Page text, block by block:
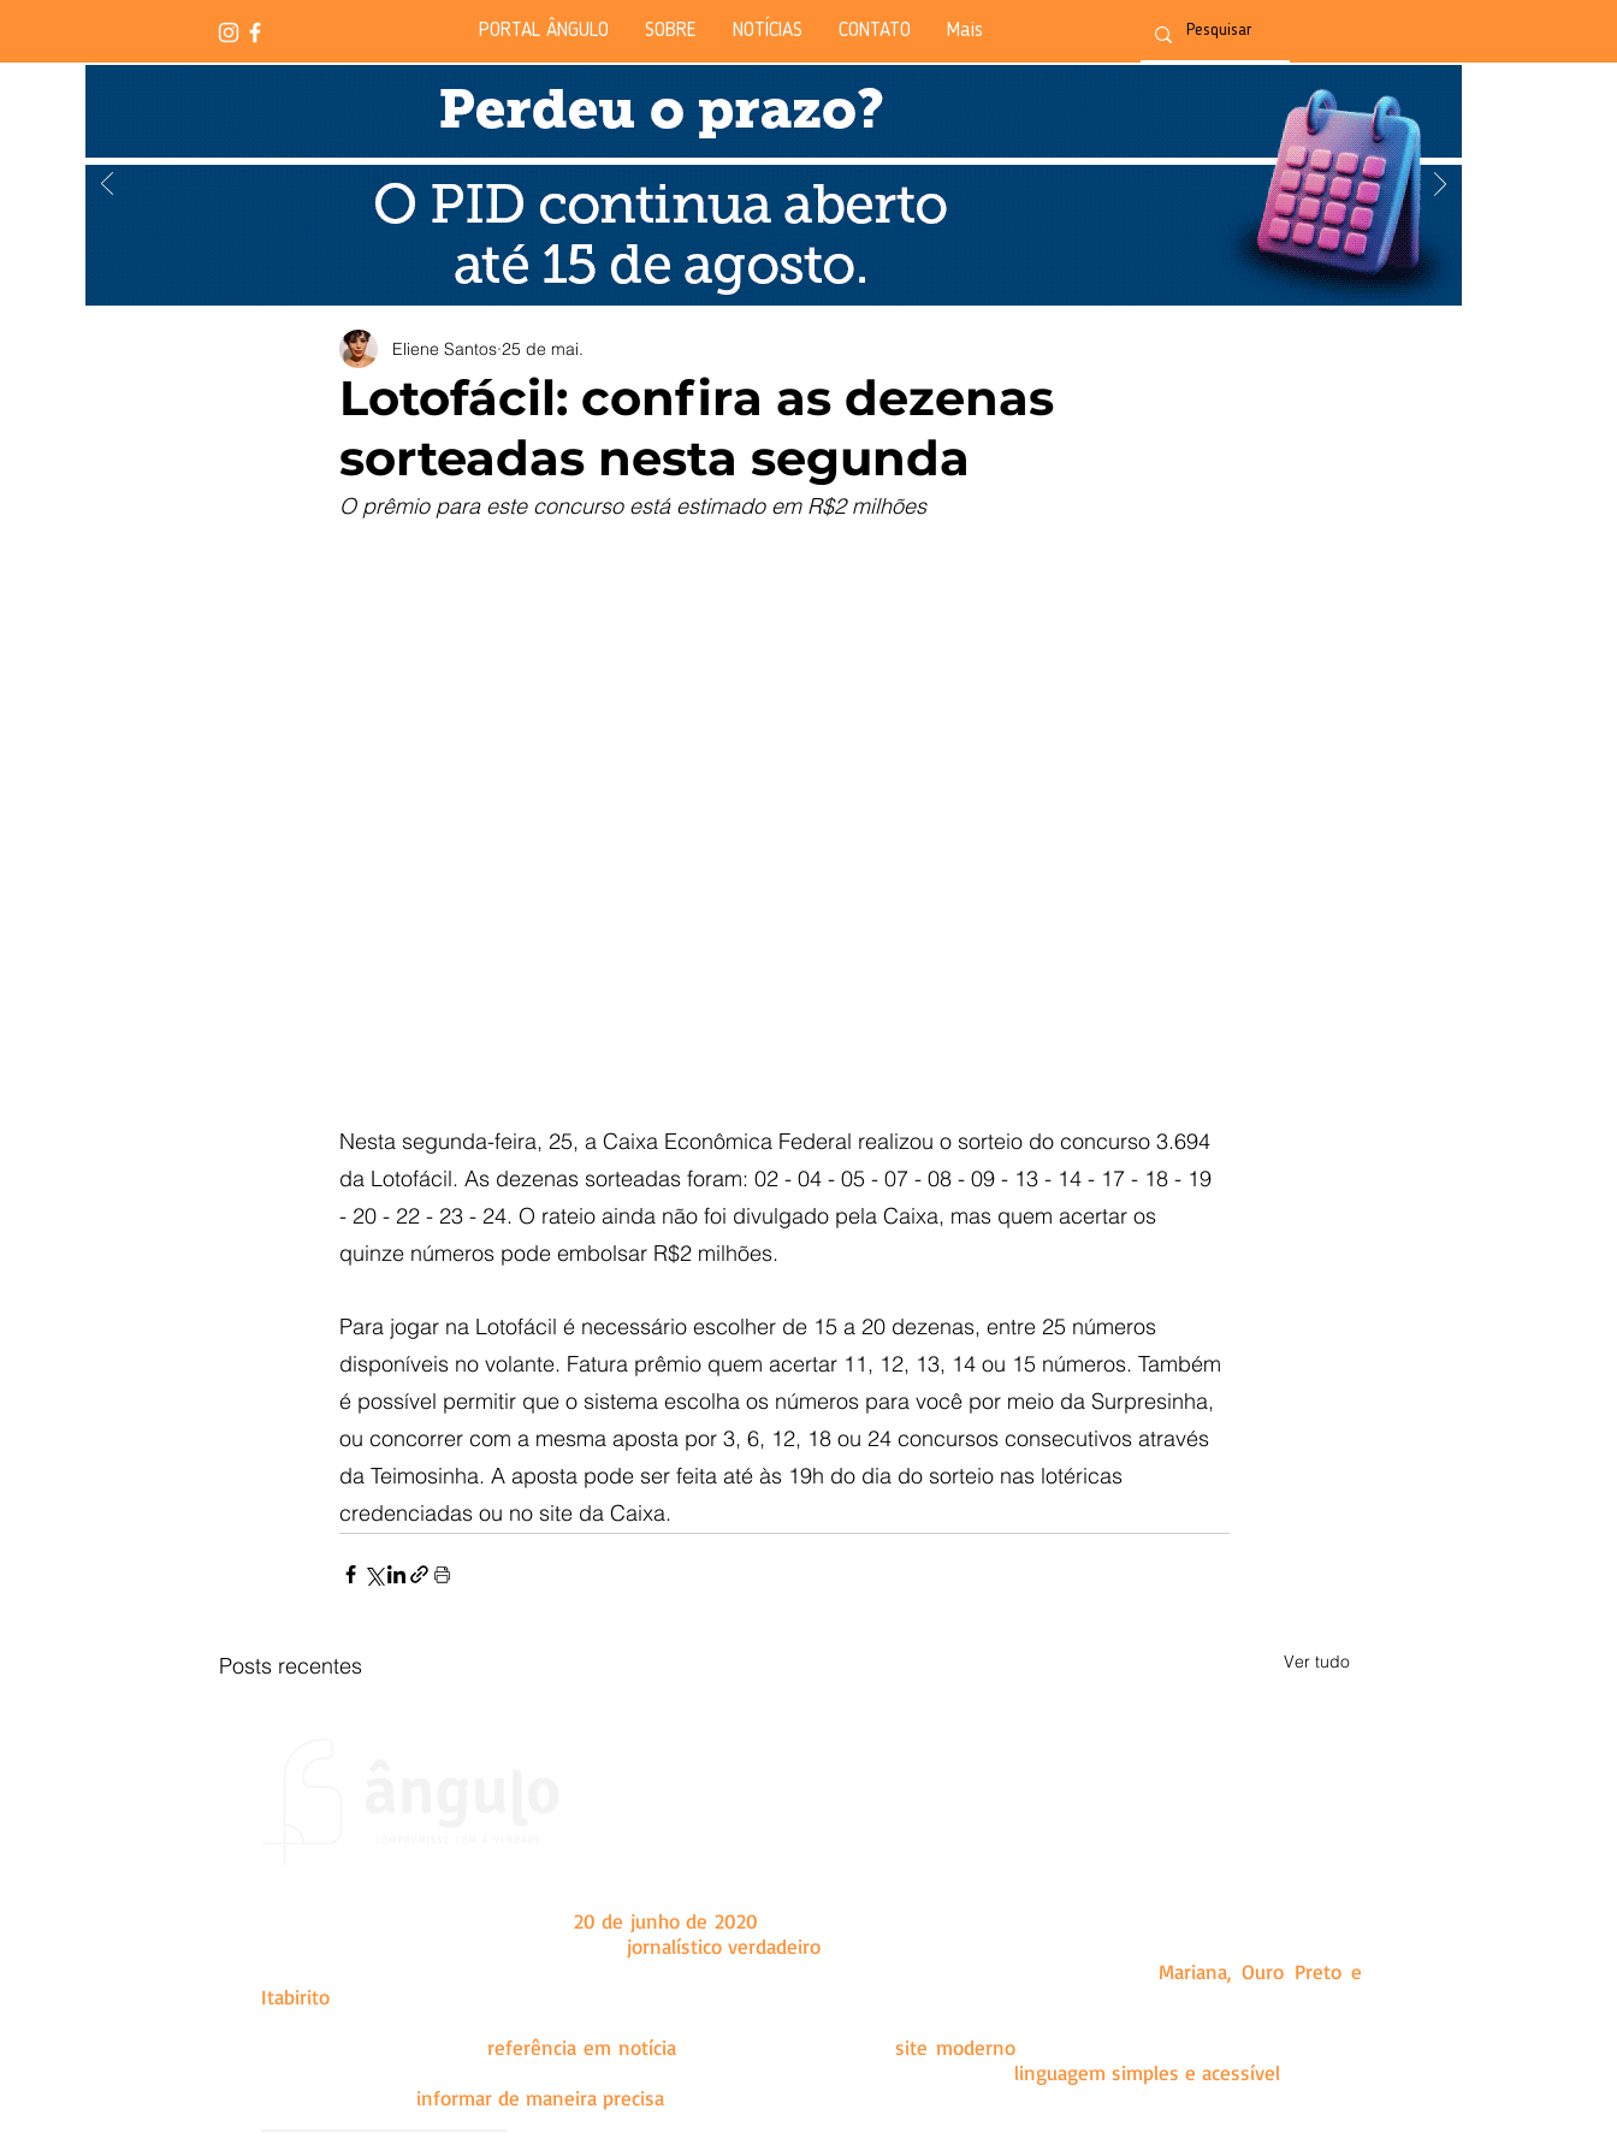
PORTAL ÂNGULO SOBRE NOTÍCIAS CONTATO Mais
Lotofácil: confira as dezenas
sorteadas nesta segunda
Eliene Santos 25 de mai.
O prêmio para este concurso está estimado em R$2 milhões
Nesta segunda-feira, 25, a Caixa Econômica Federal realizou o sorteio do concurso 3.694
da Lotofácil. As dezenas sorteadas foram: 02 - 04 - 05 - 07 - 08 - 09 - 13 - 14 - 17 - 18 - 19
- 20 - 22 - 23 - 24. O rateio ainda não foi divulgado pela Caixa, mas quem acertar os
quinze números pode embolsar R$2 milhões.
Para jogar na Lotofácil é necessário escolher de 15 a 20 dezenas, entre 25 números
disponíveis no volante. Fatura prêmio quem acertar 11, 12, 13, 14 ou 15 números. Também
é possível permitir que o sistema escolha os números para você por meio da Surpresinha,
ou concorrer com a mesma aposta por 3, 6, 12, 18 ou 24 concursos consecutivos através
da Teimosinha. A aposta pode ser feita até às 19h do dia do sorteio nas lotéricas
credenciadas ou no site da Caixa.
Posts recentes Ver tudo
O portal Ângulo foi fundado no dia20 de junho de 2020
jornalístico verdadeiro
Mariana, Ouro Preto e
Itabirito
A missão do portal é serreferência em notícia site moderno, com visões amplas dos mais diversos
linguagem simples e acessível
informar de maneira precisa